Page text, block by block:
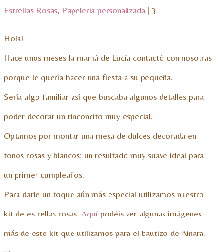
Estrellas Rosas, Papeleria personalizada | 3
Hola!
Hace unos meses la mamá de Lucía contactó con nosotras
porque le quería hacer una fiesta a su pequeña.
Sería algo familiar así que buscaba algunos detalles para
poder decorar un rinconcito muy especial.
Optamos por montar una mesa de dulces decorada en
tonos rosas y blancos; un resultado muy suave ideal para
un primer cumpleaños.
Para darle un toque aún más especial utilizamos nuestro
kit de estrellas rosas. Aquí podéis ver algunas imágenes
más de este kit que utilizamos para el bautizo de Ainara.